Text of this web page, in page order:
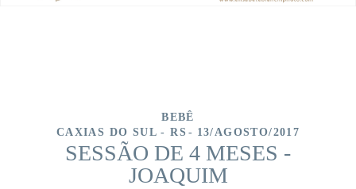
BEBÊ
CAXIAS DO SUL - RS
13/AGOSTO/2017
SESSÃO DE 4 MESES -
JOAQUIM